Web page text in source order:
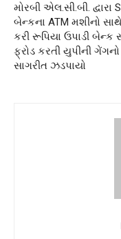
મોરબી એલ.સી.બી. દ્વારા
બેન્કના ATM મશીનો
કરી રૂપિયા ઉપાડી બેન્ક
ફ્રોડ કરતી યુપીની ગેંગનો
સાગરીત ઝડપાયો